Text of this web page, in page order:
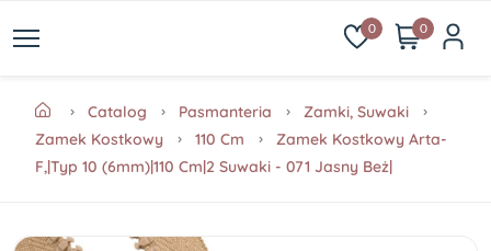
0 0
Catalog Pasmanteria
Zamki, Suwaki
Zamek Kostkowy
110 Cm
Zamek Kostkowy Arta-
F,|Typ 10 (6mm)|110 Cm|2 Suwaki - 071 Jasny Beż|